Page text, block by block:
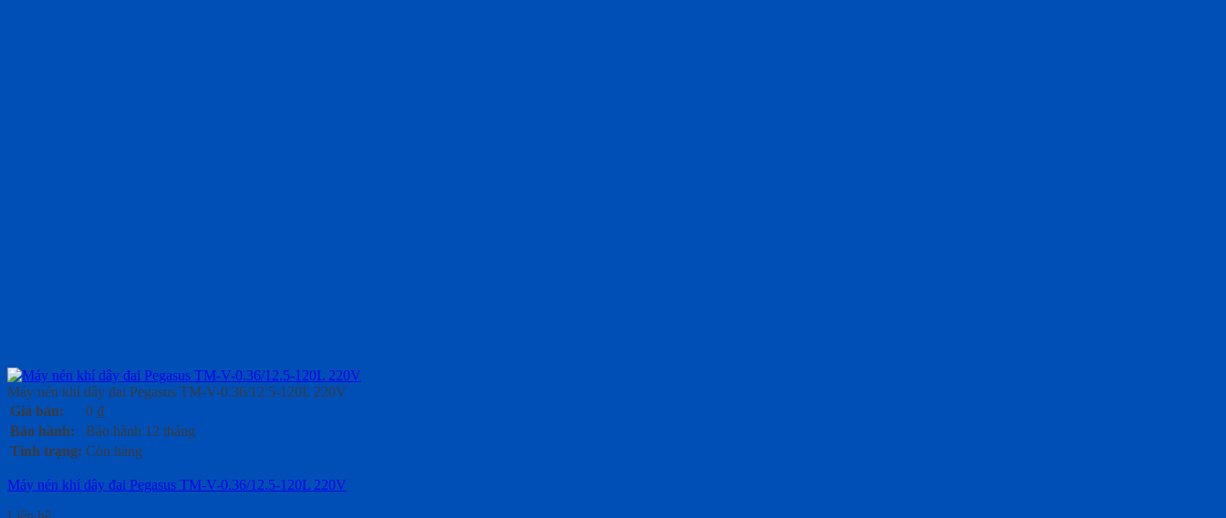
Máy nén khí dây đai Pegasus TM-V-0.36/12.5-120L 220V
Giá bán:
0 ₫
Bảo hành:
Bảo hành 12 tháng
Tình trạng: Còn hàng
Máy nén khí dây đai Pegasus TM-V-0.36/12.5-120L 220V